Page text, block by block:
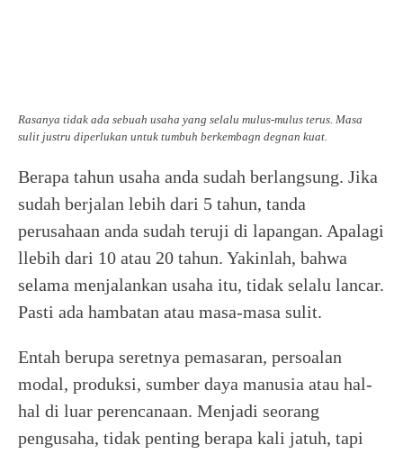
Rasanya tidak ada sebuah usaha yang selalu mulus-mulus terus. Masa
sulit justru diperlukan untuk tumbuh berkembagn degnan kuat.
Berapa tahun usaha anda sudah berlangsung. Jika
sudah berjalan lebih dari 5 tahun, tanda
perusahaan anda sudah teruji di lapangan. Apalagi
llebih dari 10 atau 20 tahun. Yakinlah, bahwa
selama menjalankan usaha itu, tidak selalu lancar.
Pasti ada hambatan atau masa-masa sulit.
Entah berupa seretnya pemasaran, persoalan
modal, produksi, sumber daya manusia atau hal-
hal di luar perencanaan. Menjadi seorang
pengusaha, tidak penting berapa kali jatuh, tapi